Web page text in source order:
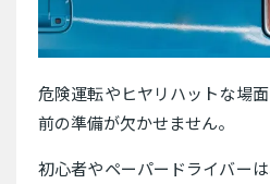
危険運転やヒヤリハットな場
前の準備が欠かせません。
初心者やペーパードライバー